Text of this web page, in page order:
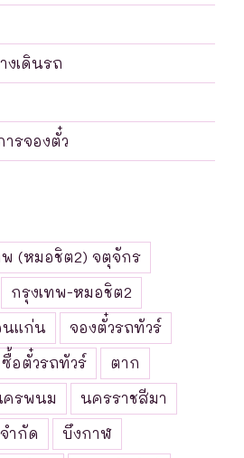
งเดินรถ
รจองตั๋ว
พ (หมอชิต2) จตุจักร
กรุงเทพ-หมอชิต2
นแก่น
จองตั๋วรถทัวร์
ซื้อตั๋วรถทัวร์
ตาก
รพนม
นครราชสีมา
ำกัด
บึงกาฬ